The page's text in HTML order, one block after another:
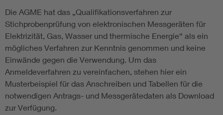
Die AGME hat das „Qualifikationsverfahren zur
Stichprobenprüfung von elektronischen Messgeräten für
Elektrizität, Gas, Wasser und thermische Energie“ als ein
mögliches Verfahren zur Kenntnis genommen und keine
Einwände gegen die Verwendung. Um das
Anmeldeverfahren zu vereinfachen, stehen hier ein
Musterbeispiel für das Anschreiben und Tabellen für die
notwendigen Antrags- und Messgerätedaten als Download
zur Verfügung.